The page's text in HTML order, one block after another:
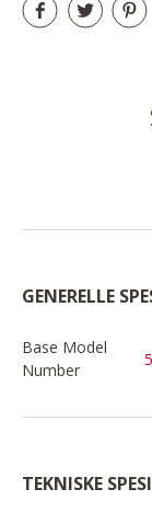
GENERELLE
Base Model
Number
TEKNISKE